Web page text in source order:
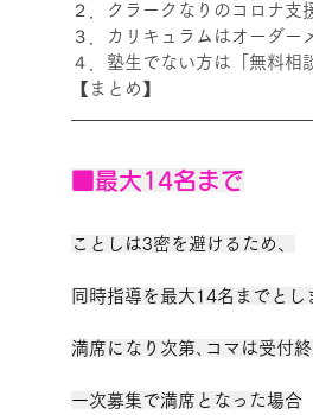
２．クラークなりのコロナ支
３．カリキュラムはオーダー
４．塾生でない方は「無料相
【まとめ 】
■最大14名まで
ことしは3密を避けるため、
同時指導を最大14名までとし
満席になり次第､コマは受付終
一次募集で満席となった場合